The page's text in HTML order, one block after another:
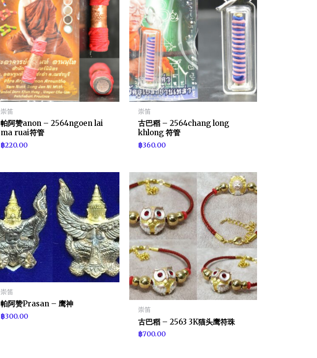
崇笛
帕阿赞anon – 2564ngoen lai
ma ruai符管
฿220.00
崇笛
古巴稻 – 2564chang long
khlong 符管
฿360.00
崇笛
帕阿赞Prasan – 鹰神
฿300.00
崇笛
古巴稻 – 2563 3K猫头鹰符珠
฿700.00